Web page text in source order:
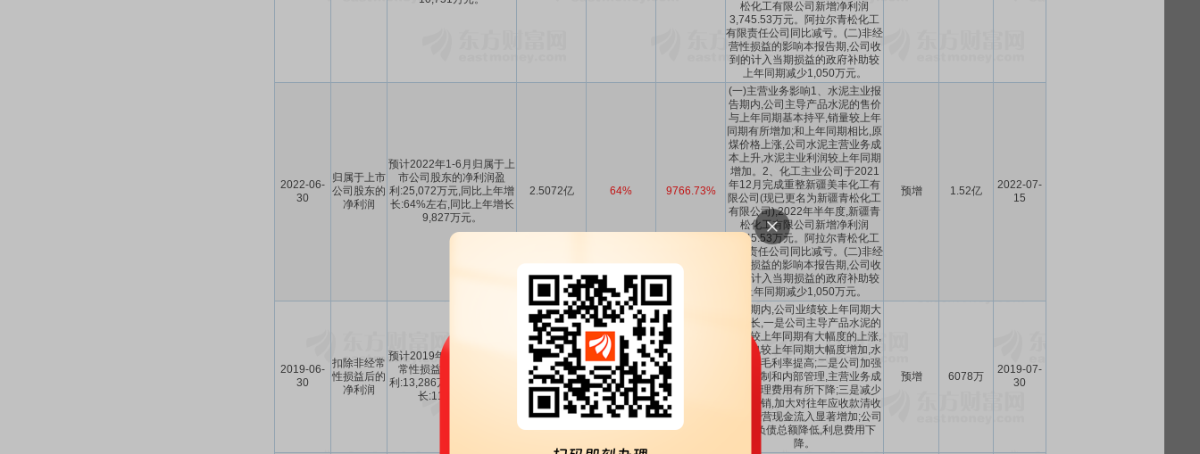
松化工有限公司新增净利润
3,745.53万元。阿拉尔青松化工
有限责任公司同比减亏。(二)非经
营性损益的影响本报告期,公司收
到的计入当期损益的政府补助较
上年同期减少1,050万元。
2022-06-
30
归属于上市
公司股东的
净利润
预计2022年1-6月归属于上
市公司股东的净利润盈
利:25,072万元,同比上年增
长:64%左右,同比上年增长
9,827万元。
2.5072亿 64% 9766.73%
(一)主营业务影响1、水泥主业报
告期内,公司主导产品水泥的售价
与上年同期基本持平,销量较上年
同期有所增加;和上年同期相比,原
煤价格上涨,公司水泥主营业务成
本上升,水泥主业利润较上年同期
增加。2、化工主业公司于2021
年12月完成重整新疆美丰化工有
限公司(现已更名为新疆青松化工
有限公司),2022年半年度,新疆青
松化工有限公司新增净利润
3,745.53万元。阿拉尔青松化工
有限责任公司同比减亏。(二)非经
营性损益的影响本报告期,公司收
到的计入当期损益的政府补助较
上年同期减少1,050万元。
预增 1.52亿
2022-07-
15
2019-06-
30
扣除非经常
性损益后的
净利润
预计2019年1-6月扣除非经
常性损益后的净利润盈
利:13,286万元,同比上年增
长:118.59%。
1.3286亿 118.59% 341.58%
报告期内,公司业绩较上年同期大
幅增长,一是公司主导产品水泥的
售价较上年同期有大幅度的上涨,
销量也较上年同期大幅度增加,水
泥产品毛利率提高;二是公司加强
成本控制和内部管理,主营业务成
本和管理费用有所下降;三是减少
产品赊销,加大对往年应收款清收
力度,经营现金流入显著增加;公司
有息负债总额降低,利息费用下
降。
预增 6078万
2019-07-
30